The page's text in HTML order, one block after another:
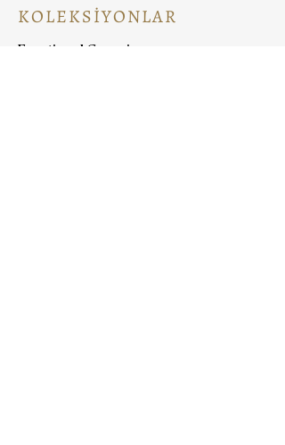
KOLEKSİYONLAR
Functional Ceramics